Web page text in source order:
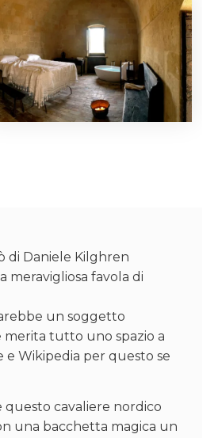
di Daniele Kilghren
meravigliosa favola di
un soggetto
merita tutto uno spazio a
e Wikipedia per questo se
questo cavaliere nordico
una bacchetta magica un